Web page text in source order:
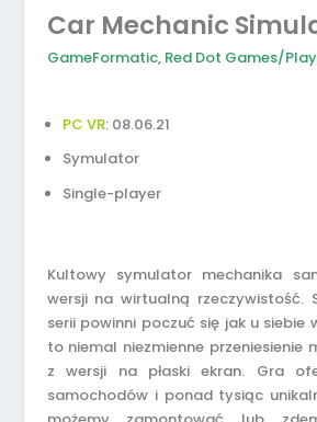
Car Mechanic
GameFormatic, Red Dot Games/
PC VR: 08.06.21
Symulator
Single-player
Kultowy symulator mechanika
wersji na wirtualną rzeczywistość.
serii powinni poczuć się jak u siebie
to niemal niezmienne przeniesienie
z wersji na płaski ekran. Gra
samochodów i ponad tysiąc